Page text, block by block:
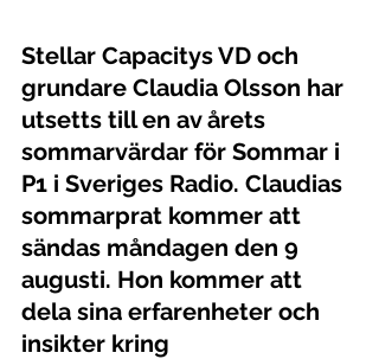
Stellar Capacitys VD och
grundare Claudia Olsson har
utsetts till en av årets
sommarvärdar för Sommar i
P1 i Sveriges Radio. Claudias
sommarprat kommer att
sändas måndagen den 9
augusti. Hon kommer att
dela sina erfarenheter och
insikter kring